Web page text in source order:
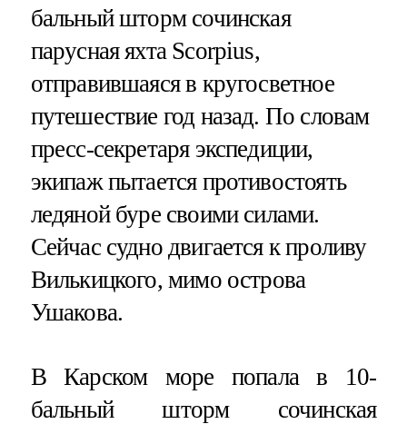
бальный шторм сочинская
парусная яхта Scorpius,
отправившаяся в кругосветное
путешествие год назад. По словам
пресс-секретаря экспедиции,
экипаж пытается противостоять
ледяной буре своими силами.
Сейчас судно двигается к проливу
Вилькицкого, мимо острова
Ушакова.
В Карском море попала в 10-
бальный шторм сочинская